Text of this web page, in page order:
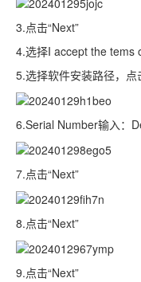
3.点击“Next”
4.选择I accept the tems
5.选择软件安装路径，点
6.Serial Number输入：
7.点击“Next”
8.点击“Next”
9.点击“Next”